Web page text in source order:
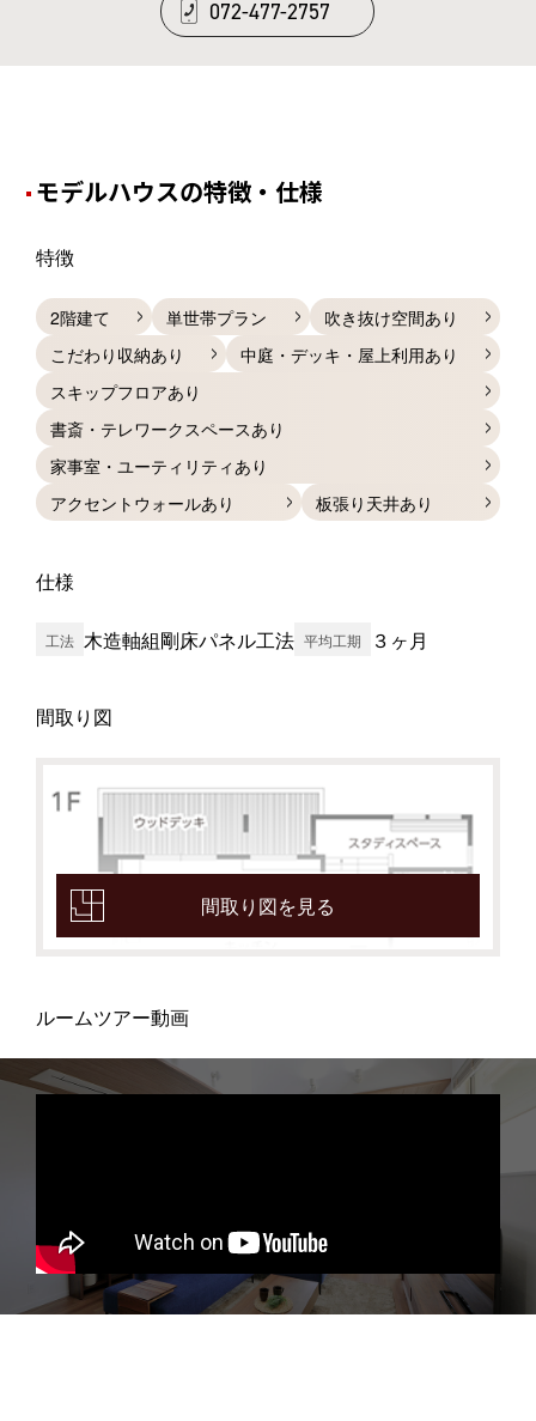
072-477-2757
モデルハウスの特徴・仕様
特徴
2階建て 単世帯プラン
吹き抜け空間あり
こだわり収納あり
中庭・デッキ・屋上利用あり
スキップフロアあり
書斎・テレワークスペースあり
家事室・ユーティリティあり
アクセントウォールあり
板張り天井あり
仕様
工法 木造軸組剛床パネル工法 平均工期 ３ヶ月
間取り図
間取り図を見る
ルームツアー動画